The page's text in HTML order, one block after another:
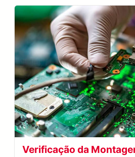
Verificação da